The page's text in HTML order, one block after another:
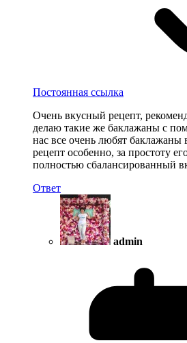
Постоянная ссылка
Очень вкусный рецепт,
делаю такие же баклажаны с
нас все очень любят баклажаны
рецепт особенно, за простоту
полностью сбалансированный
Ответ
admin